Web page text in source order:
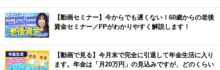
【動画セミナー】今からでも遅くない！60歳からの老後
資金セミナー／FPがわかりやすく解説します！
【動画で見る】今月末で完全に引退して年金生活に入り
ます。年金は「月20万円」の見込みですが、どのくらい